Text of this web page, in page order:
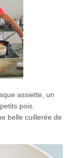
assiette, un
pois.
belle cuillerée de